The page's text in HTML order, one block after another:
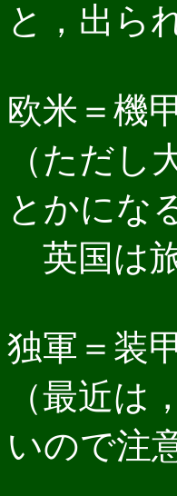
と，出ら
欧米＝機
（ただし
とかにな
英国は
独軍＝装
（最近
いので注